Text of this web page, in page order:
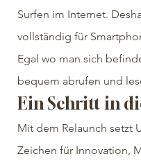
Surfen im Internet.
vollständig für
Egal wo man sich
bequem abrufen und
Ein Schritt in
Mit dem Relaunch setzt
Zeichen für Innovation,